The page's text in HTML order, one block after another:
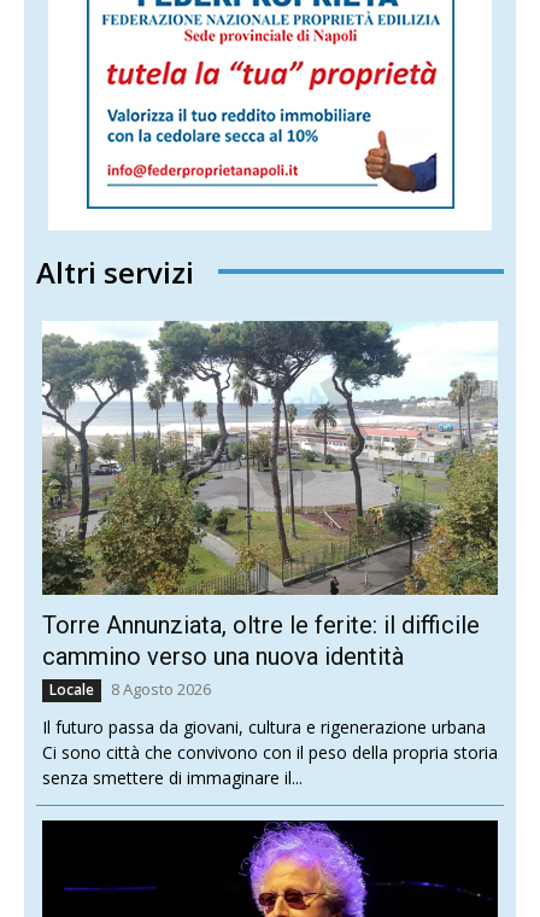
Altri servizi
Torre Annunziata, oltre le ferite: il difficile
cammino verso una nuova identità
Locale 8 Agosto 2026
Il futuro passa da giovani, cultura e rigenerazione urbana
Ci sono città che convivono con il peso della propria storia
senza smettere di immaginare il...